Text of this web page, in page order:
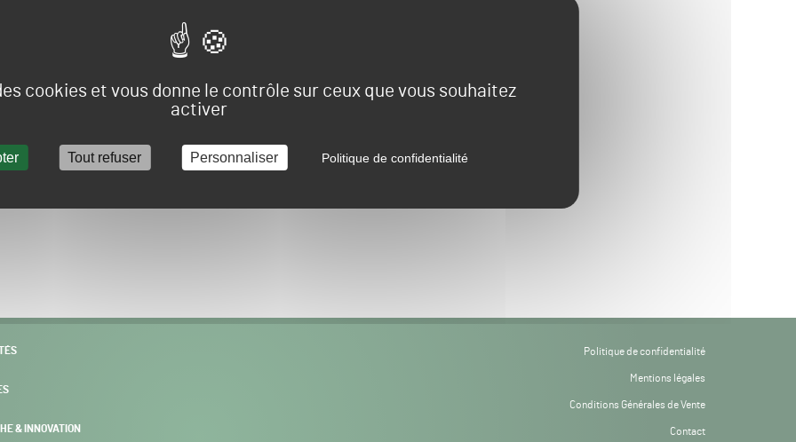
cookies et vous donne le contrôle sur ceux que vous souhaitez
activer
Tout refuser Personnaliser Politique de confidentialité
Redirection vers e-spacevert
POURSUIVRE VERS E-SPACEVERT BY SALONVERT
& INNOVATION
Politique de confidentialité
Mentions légales
Conditions Générales de Vente
Contact